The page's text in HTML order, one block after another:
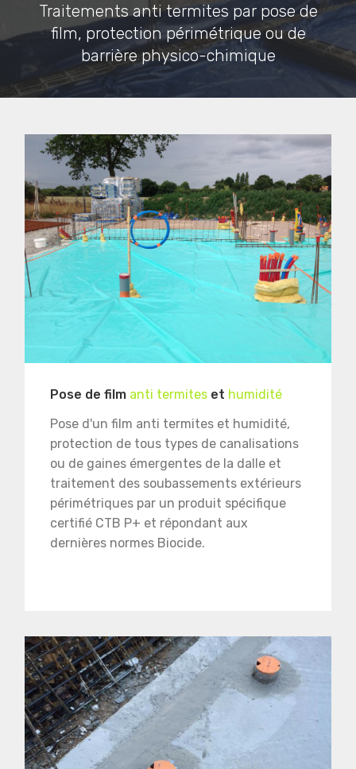
Traitements anti termites par pose de
film, protection périmétrique ou de
barrière physico-chimique
Pose de film anti termites et humidité
Pose d'un film anti termites et humidité,
protection de tous types de canalisations
ou de gaines émergentes de la dalle et
traitement des soubassements extérieurs
périmétriques par un produit spécifique
certifié CTB P+ et répondant aux
dernières normes Biocide.